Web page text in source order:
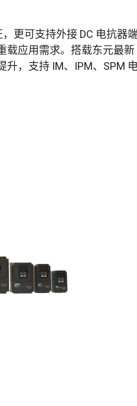
更可支持外接 DC 电抗器
应用需求。搭载东元最新
，支持 IM、IPM、SPM